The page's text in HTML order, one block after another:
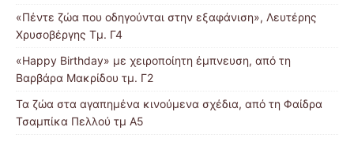
«Πέντε ζώα που οδηγούνται στην εξαφάνιση», Λευτέρης
Χρυσοβέργης Τμ. Γ4
«Happy Birthday» με χειροποίητη έμπνευση, από τη
Βαρβάρα Μακρίδου τμ. Γ2
Τα ζώα στα αγαπημένα κινούμενα σχέδια, από τη Φαίδρα
Τσαμπίκα Πελλού τμ Α5